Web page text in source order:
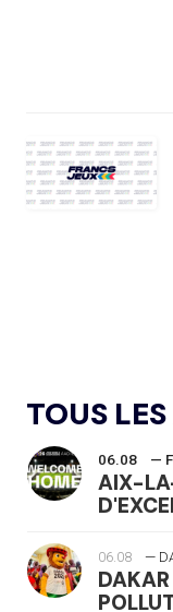
TOUS
06.08 —
AIX-
06.08 —